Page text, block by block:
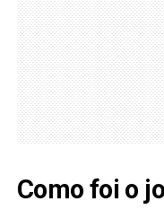
Como foi o